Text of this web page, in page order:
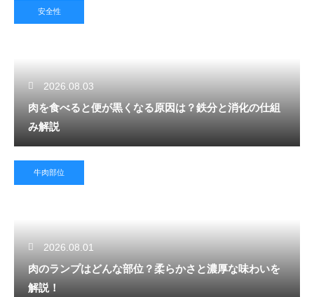
安全性
2026.08.03
肉を食べると便が黒くなる原因は？鉄分と消化の仕組
み解説
牛肉部位
2026.08.01
肉のランプはどんな部位？柔らかさと濃厚な味わいを
解説！